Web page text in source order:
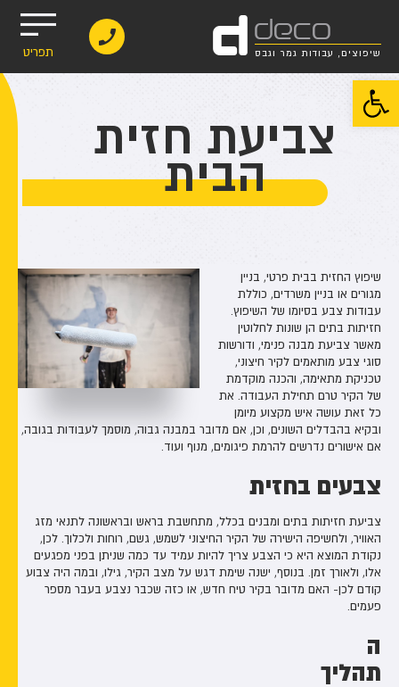
פתח סרגל נגישות
deco
d שיפוצים, עבודות גמר וגבס תפריט
צביעת חזית
הבית
שיפוץ החזית בבית פרטי, בניין
מגורים או בניין משרדים, כוללת
עבודות צבע בסיומו של השיפוץ.
חזיתות בתים הן שונות לחלוטין
מאשר צביעת מבנה פנימי, ודורשות
סוגי צבע מותאמים לקיר חיצוני,
טכניקת מתאימה, והכנה מוקדמת
של הקיר טרם תחילת העבודה. את
כל זאת עושה איש מקצוע מיומן
ובקיא בהבדלים השונים, וכן, אם מדובר במבנה גבוה, מוסמך לעבודות בגובה,
אם אישורים נדרשים להרמת פיגומים, מנוף ועוד.
צבעים בחזית
צביעת חזיתות בתים ומבנים בכלל, מתחשבת בראש ובראשונה לתנאי מזג
האוויר, ולחשיפה הישירה של הקיר החיצוני לשמש, גשם, רוחות ולכלוך. לכן,
נקודת המוצא היא כי הצבע צריך להיות עמיד עד כמה שניתן בפני מפגעים
אלו, ולאורך זמן. בנוסף, ישנה שימת דגש על מצב הקיר, גילו, ובמה היה צבוע
קודם לכן- האם מדובר בקיר טיח חדש, או כזה שכבר נצבע בעבר מספר
פעמים.
ה
תהליך